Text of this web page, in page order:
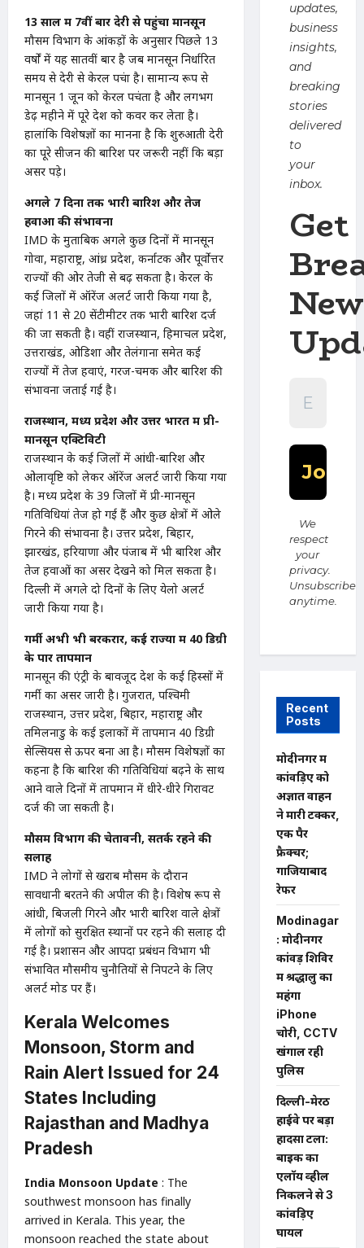
13 साल में 7वीं बार देरी से पहुंचा मानसून
मौसम विभाग के आंकड़ों के अनुसार पिछले 13
वर्षों में यह सातवीं बार है जब मानसून निर्धारित
समय से देरी से केरल पहुंचा है। सामान्य रूप से
मानसून 1 जून को केरल पहुंचता है और लगभग
डेढ़ महीने में पूरे देश को कवर कर लेता है।
हालांकि विशेषज्ञों का मानना है कि शुरुआती देरी
का पूरे सीजन की बारिश पर जरूरी नहीं कि बड़ा
असर पड़े।
अगले 7 दिनों तक भारी बारिश और तेज
हवाओं की संभावना
IMD के मुताबिक अगले कुछ दिनों में मानसून
गोवा, महाराष्ट्र, आंध्र प्रदेश, कर्नाटक और पूर्वोत्तर
राज्यों की ओर तेजी से बढ़ सकता है। केरल के
कई जिलों में ऑरेंज अलर्ट जारी किया गया है,
जहां 11 से 20 सेंटीमीटर तक भारी बारिश दर्ज
की जा सकती है। वहीं राजस्थान, हिमाचल प्रदेश,
उत्तराखंड, ओडिशा और तेलंगाना समेत कई
राज्यों में तेज हवाएं, गरज-चमक और बारिश की
संभावना जताई गई है।
राजस्थान, मध्य प्रदेश और उत्तर भारत में प्री-
मानसून एक्टिविटी
राजस्थान के कई जिलों में आंधी-बारिश और
ओलावृष्टि को लेकर ऑरेंज अलर्ट जारी किया गया
है। मध्य प्रदेश के 39 जिलों में प्री-मानसून
गतिविधियां तेज हो गई हैं और कुछ क्षेत्रों में ओले
गिरने की संभावना है। उत्तर प्रदेश, बिहार,
झारखंड, हरियाणा और पंजाब में भी बारिश और
तेज हवाओं का असर देखने को मिल सकता है।
दिल्ली में अगले दो दिनों के लिए येलो अलर्ट
जारी किया गया है।
गर्मी अभी भी बरकरार, कई राज्यों में 40 डिग्री
के पार तापमान
मानसून की एंट्री के बावजूद देश के कई हिस्सों में
गर्मी का असर जारी है। गुजरात, पश्चिमी
राजस्थान, उत्तर प्रदेश, बिहार, महाराष्ट्र और
तमिलनाडु के कई इलाकों में तापमान 40 डिग्री
सेल्सियस से ऊपर बना हुआ है। मौसम विशेषज्ञों का
कहना है कि बारिश की गतिविधियां बढ़ने के साथ
आने वाले दिनों में तापमान में धीरे-धीरे गिरावट
दर्ज की जा सकती है।
मौसम विभाग की चेतावनी, सतर्क रहने की
सलाह
IMD ने लोगों से खराब मौसम के दौरान
सावधानी बरतने की अपील की है। विशेष रूप से
आंधी, बिजली गिरने और भारी बारिश वाले क्षेत्रों
में लोगों को सुरक्षित स्थानों पर रहने की सलाह दी
गई है। प्रशासन और आपदा प्रबंधन विभाग भी
संभावित मौसमीय चुनौतियों से निपटने के लिए
अलर्ट मोड पर हैं।
Kerala Welcomes
Monsoon, Storm and
Rain Alert Issued for 24
States Including
Rajasthan and Madhya
Pradesh
India Monsoon Update : The
southwest monsoon has finally
arrived in Kerala. This year, the
monsoon reached the state about
updates,
business
insights,
and
breaking
stories
delivered
to
your
inbox.
Get
We
respect
your
privacy.
Unsubscribe
anytime.
Recent
Posts
मोदीनगर में
कांवड़िए को
अज्ञात वाहन
ने मारी टक्कर,
एक पैर
फ्रैक्चर;
गाजियाबाद
रेफर
Modinagar
: मोदीनगर
कांवड़ शिविर
में श्रद्धालु का
महंगा
iPhone
चोरी, CCTV
खंगाल रही
पुलिस
दिल्ली-मेरठ
हाईवे पर बड़ा
हादसा टला:
बाइक का
एलॉय व्हील
निकलने से 3
कांवड़िए
घायल